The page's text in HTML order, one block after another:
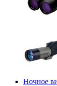
Ночное